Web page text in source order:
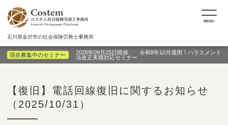
石川県金沢市の社会保険労務士事務所
MENU
現在募集中のセミナー
2026年09月25日開催 令和8年10月適用！ハラスメント
法改正実務対応セミナー
【復旧】電話回線復旧に関するお知らせ
（2025/10/31）